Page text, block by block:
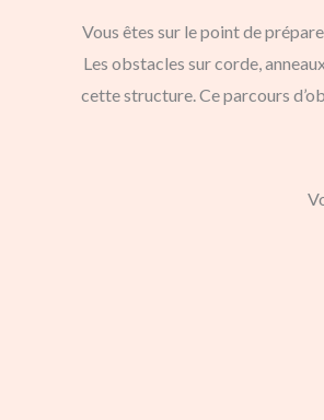
Vous êtes sur le point de
Les obstacles sur corde,
cette structure. Ce parcours